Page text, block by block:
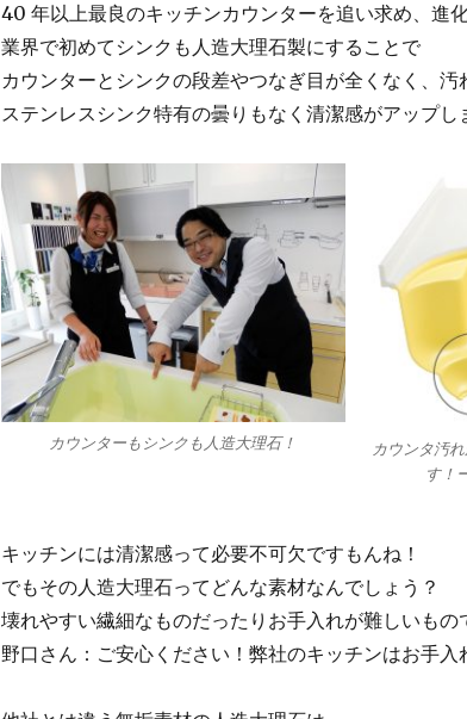
40 年以上最良のキッチンカウンターを追い求め、進化
業界で初めてシンクも人造大理石製にすることで
カウンターとシンクの段差やつなぎ目が全くなく、汚
ステンレスシンク特有の曇りもなく清潔感がアップし
カウンターもシンクも人造大理石！
カウンタ汚
す！
キッチンには清潔感って必要不可欠ですもんね！
でもその人造大理石ってどんな素材なんでしょう？
壊れやすい繊細なものだったりお手入れが難しいもの
野口さん：ご安心ください！弊社のキッチンはお手入